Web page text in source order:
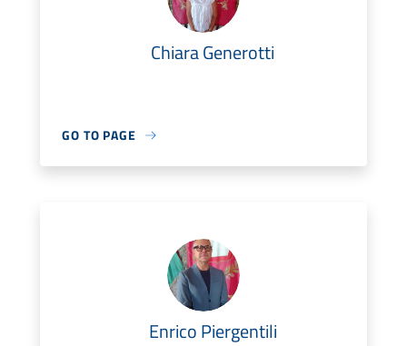
Chiara Generotti
GO TO PAGE
Enrico Piergentili